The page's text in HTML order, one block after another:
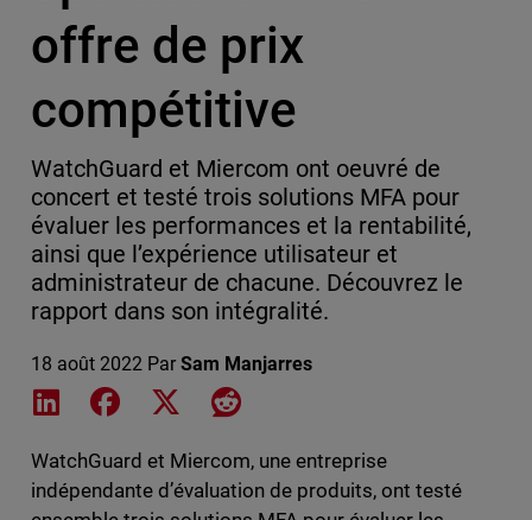
offre de prix
compétitive
WatchGuard et Miercom ont oeuvré de
concert et testé trois solutions MFA pour
évaluer les performances et la rentabilité,
ainsi que l’expérience utilisateur et
administrateur de chacune. Découvrez le
rapport dans son intégralité.
18 août 2022 Par Sam Manjarres
Share on LinkedIn
Share on Facebook
Share on XShare on Reddit
WatchGuard et Miercom, une entreprise
indépendante d’évaluation de produits, ont testé